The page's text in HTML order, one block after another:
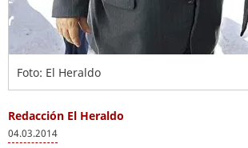
Foto: El Heraldo
Redacción El Heraldo
04.03.2014